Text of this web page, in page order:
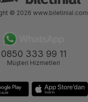
0850 333 99 11
Müşteri Hizmetleri
© 2026 www.biletinial.com